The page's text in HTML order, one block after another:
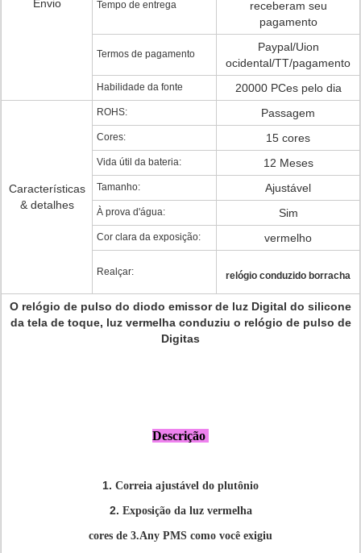
Envio
Tempo de entrega
receberam seu
pagamento
Termos de pagamento
Paypal/Uion
ocidental/TT/pagamento
Habilidade da fonte 20000 PCes pelo dia
Características
& detalhes
ROHS: Passagem
Cores: 15 cores
Vida útil da bateria: 12 Meses
Tamanho: Ajustável
À prova d'água: Sim
Cor clara da exposição: vermelho
Realçar: relógio conduzido borracha
O relógio de pulso do diodo emissor de luz Digital do silicone
da tela de toque, luz vermelha conduziu o relógio de pulso de
Digitas
Descrição
1. Correia ajustável do plutônio
2. Exposição da luz vermelha
cores de 3.Any PMS como você exigiu